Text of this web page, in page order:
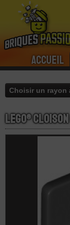
Accueil
LEGO®